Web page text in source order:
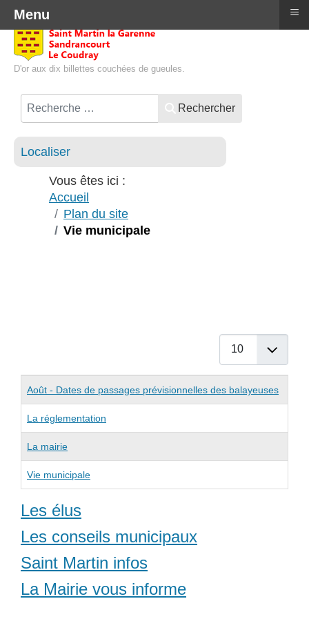
D'or aux dix billettes couchées de gueules.
Rechercher
Localiser
Vous êtes ici :
Accueil
Plan du site
Vie municipale
Titre
Août - Dates de passages prévisionnelles des balayeuses
La réglementation
La mairie
Vie municipale
Les élus
Les conseils municipaux
Saint Martin infos
La Mairie vous informe
Menu ≡